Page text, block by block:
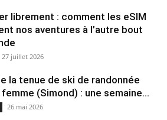
librement : comment les eSIM
nos aventures à l’autre bout
27 juillet 2026
la tenue de ski de randonnée
(Simond) : une semaine...
26 mai 2026